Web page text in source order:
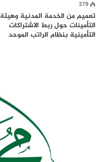
279
تعميم من الخدمة المدنية وهيئة
التأمينات حول ربط الاشتراكات
التأمينية بنظام الراتب الموحد